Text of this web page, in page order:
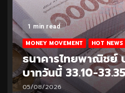
1 min read
MONEY MOVEMENT HOT NEWS
ธนาคารไทยพาณิชย์
บาทวันนี้ 33.10-
05/08/2026